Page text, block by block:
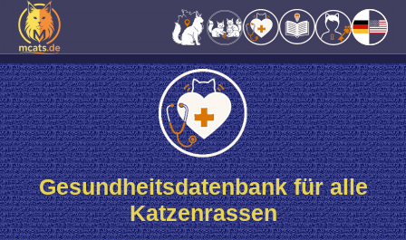
Gesundheitsdatenbank für alle
Katzenrassen